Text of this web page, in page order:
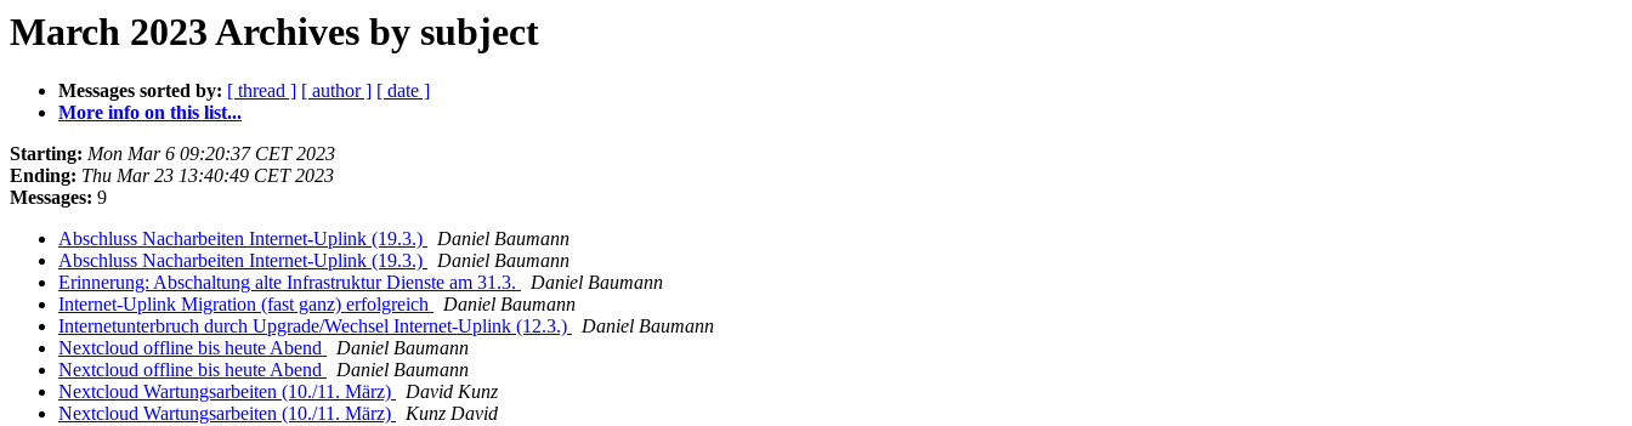
March 2023 Archives by subject
Messages sorted by: [ thread ] [ author ] [ date ]
More info on this list...
Starting: Mon Mar 6 09:20:37 CET 2023
Ending: Thu Mar 23 13:40:49 CET 2023
Messages: 9
Abschluss Nacharbeiten Internet-Uplink (19.3.)
Daniel Baumann
Abschluss Nacharbeiten Internet-Uplink (19.3.)
Daniel Baumann
Erinnerung: Abschaltung alte Infrastruktur Dienste am 31.3.
Daniel Baumann
Internet-Uplink Migration (fast ganz) erfolgreich
Daniel Baumann
Internetunterbruch durch Upgrade/Wechsel Internet-Uplink (12.3.)
Daniel Baumann
Nextcloud offline bis heute Abend
Daniel Baumann
Nextcloud offline bis heute Abend
Daniel Baumann
Nextcloud Wartungsarbeiten (10./11. März)
David Kunz
Nextcloud Wartungsarbeiten (10./11. März)
Kunz David